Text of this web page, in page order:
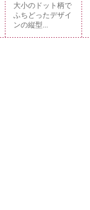
大小のドット柄で
ふちどったデザイ
ンの縦型...